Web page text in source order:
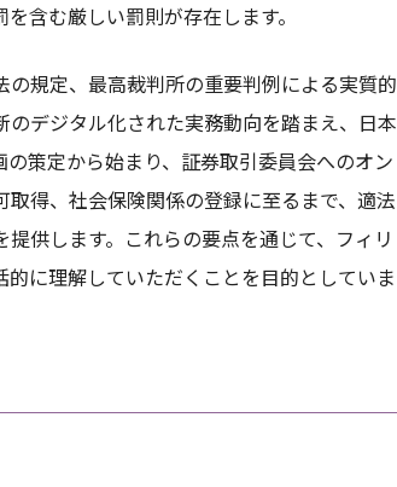
含む厳しい罰則が存在します。
規定、最高裁判所の重要判例による実質的
デジタル化された実務動向を踏まえ、日本
策定から始まり、証券取引委員会へのオン
得、社会保険関係の登録に至るまで、適法
供します。これらの要点を通じて、フィリ
に理解していただくことを目的としていま